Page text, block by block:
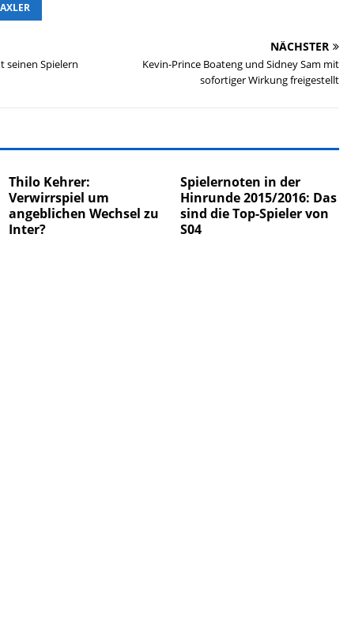
seinen Spielern
NÄCHSTER
Kevin-Prince Boateng und Sidney Sam mit
sofortiger Wirkung freigestellt
Thilo Kehrer:
Verwirrspiel um
angeblichen Wechsel zu
Inter?
Spielernoten in der
Hinrunde 2015/2016: Das
sind die Top-Spieler von
S04